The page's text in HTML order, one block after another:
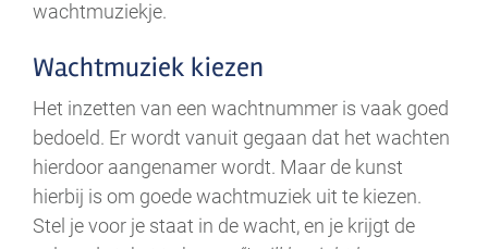
wachtmuziekje.
Wachtmuziek kiezen
Het inzetten van een wachtnummer is vaak goed
bedoeld. Er wordt vanuit gegaan dat het wachten
hierdoor aangenamer wordt. Maar de kunst
hierbij is om goede wachtmuziek uit te kiezen.
Stel je voor je staat in de wacht, en je krijgt de